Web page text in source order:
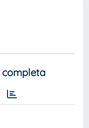
completa